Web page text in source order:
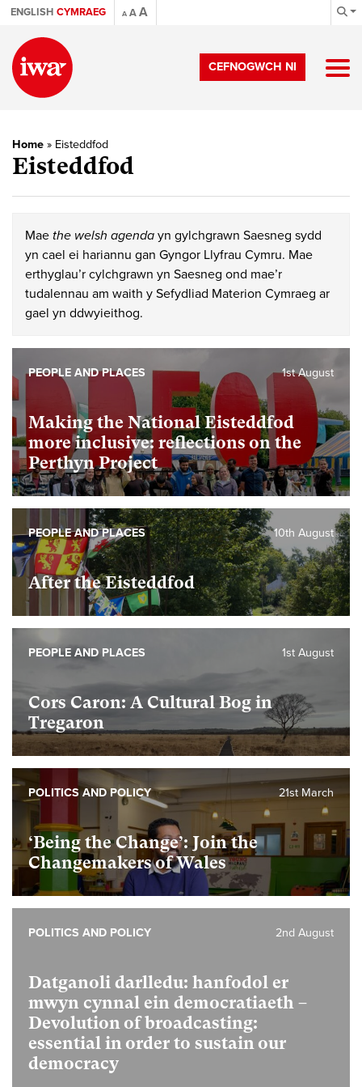
ENGLISH CYMRAEG A AA
CEFNOGWCH NI
Home » Eisteddfod
Eisteddfod
Mae the welsh agenda yn gylchgrawn Saesneg sydd
yn cael ei hariannu gan Gyngor Llyfrau Cymru. Mae
erthyglau’r cylchgrawn yn Saesneg ond mae’r
tudalennau am waith y Sefydliad Materion Cymraeg ar
gael yn ddwyieithog.
Making the National Eisteddfod
more inclusive: reflections on the
Perthyn Project
1st August
PEOPLE AND PLACES
After the Eisteddfod
10th August
PEOPLE AND PLACES
Cors Caron: A Cultural Bog in
Tregaron
1st August
PEOPLE AND PLACES
‘Being the Change’: Join the
Changemakers of Wales
21st March
POLITICS AND POLICY
Datganoli darlledu: hanfodol er
mwyn cynnal ein democratiaeth –
Devolution of broadcasting:
essential in order to sustain our
democracy
2nd August
POLITICS AND POLICY